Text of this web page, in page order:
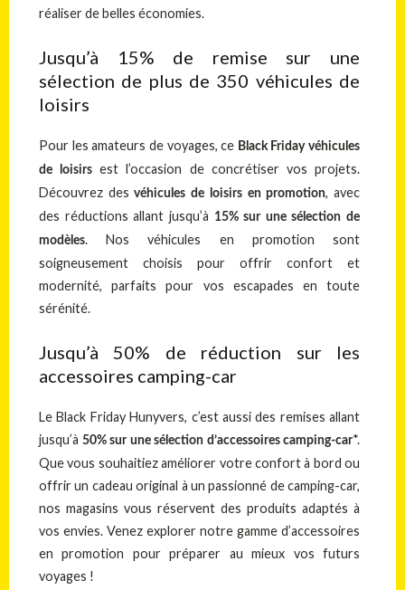
réaliser de belles économies.
Jusqu’à 15% de remise sur une
sélection de plus de 350 véhicules de
loisirs
Pour les amateurs de voyages, ce Black Friday véhicules
de loisirs est l’occasion de concrétiser vos projets.
Découvrez desvéhicules de loisirs en promotion, avec
des réductions allant jusqu’à 15% sur une sélection de
modèles. Nos véhicules en promotion sont
soigneusement choisis pour offrir confort et
modernité, parfaits pour vos escapades en toute
sérénité.
Jusqu’à 50% de réduction sur les
accessoires camping-car
Le Black Friday Hunyvers, c’est aussi des remises allant
jusqu’à 50% sur une sélection d’accessoires camping-car*.
Que vous souhaitiez améliorer votre confort à bord ou
offrir un cadeau original à un passionné de camping-car,
nos magasins vous réservent des produits adaptés à
vos envies. Venez explorer notre gamme d’accessoires
en promotion pour préparer au mieux vos futurs
voyages !